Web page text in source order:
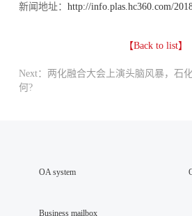
新闻地址：http://info.plas.hc360.com/
【Back to list】
Next：两化融合大会上演头脑风暴，石
何?
OA system
Business mailbox